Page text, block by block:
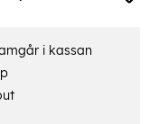
i kassan